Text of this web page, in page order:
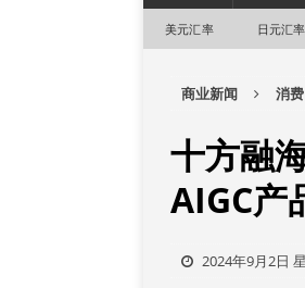
美元汇率 日元汇率
商业新闻 消费
十方融
AIGC产
2024年9月2日